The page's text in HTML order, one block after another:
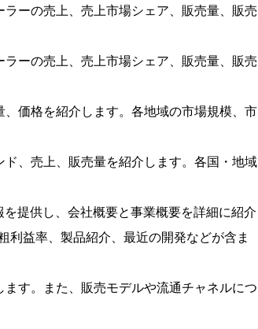
ーの売上、売上市場シェア、販売量、販売
ーの売上、売上市場シェア、販売量、販売
価格を紹介します。各地域の市場規模、市
、売上、販売量を紹介します。各国・地域
提供し、会社概要と事業概要を詳細に紹介
利益率、製品紹介、最近の開発などが含ま
す。また、販売モデルや流通チャネルにつ